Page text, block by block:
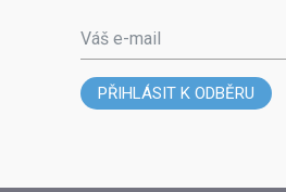
Váš e-mail
PŘIHLÁSIT K ODBĚRU